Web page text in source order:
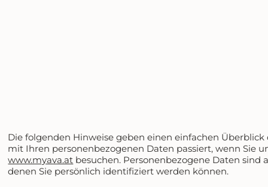
Die folgenden Hinweise geben einen einfachen Überblick
mit Ihren personenbezogenen Daten passiert, wenn Sie
www.myava.at besuchen. Personenbezogene Daten sind
denen Sie persönlich identifiziert werden können.